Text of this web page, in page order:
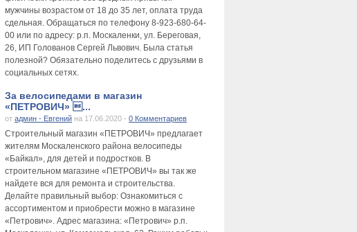
мужчины возрастом от 18 до 35 лет, оплата труда
сдельная. Обращаться по телефону 8-923-680-64-
00 или по адресу: р.п. Москаленки, ул. Береговая,
26, ИП Голованов Сергей Львович. Была статья
полезной? Обязательно поделитесь с друзьями в
социальных сетях.
За велосипедами в магазин
«ПЕТРОВИЧ» ...
от админ - Евгений на 17.06.2020 - 0 Комментариев
Строительный магазин «ПЕТРОВИЧ» предлагает
жителям Москаленского района велосипеды
«Байкал», для детей и подростков. В
строительном магазине «ПЕТРОВИЧ» вы так же
найдете вся для ремонта и строительства.
Делайте правильный выбор: Ознакомиться с
ассортиментом и приобрести можно в магазине
«Петрович». Адрес магазина: «Петрович» р.п.